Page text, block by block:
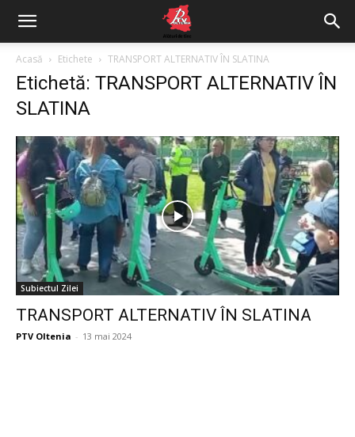
Acasă Etichete TRANSPORT ALTERNATIV ÎN SLATINA
Etichetă: TRANSPORT ALTERNATIV ÎN
SLATINA
Subiectul Zilei
TRANSPORT ALTERNATIV ÎN SLATINA
PTV Oltenia - 13 mai 2024